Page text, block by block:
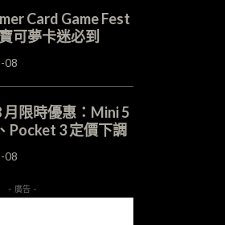
Card Game Fest
可夢卡迷必到
08
月限時優惠：Mini 5
Pocket 3 定價下調
08
- 廣告 -